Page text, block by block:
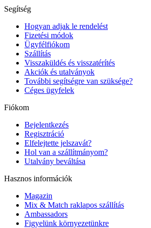
Segítség
Hogyan adjak le rendelést
Fizetési módok
Ügyfélfiókom
Szállítás
Visszaküldés és visszatérítés
Akciók és utalványok
További segítségre van szüksége?
Céges ügyfelek
Fiókom
Bejelentkezés
Regisztráció
Elfelejtette jelszavát?
Hol van a szállítmányom?
Utalvány beváltása
Hasznos információk
Magazin
Mix & Match raklapos szállítás
Ambassadors
Figyelünk környezetünkre